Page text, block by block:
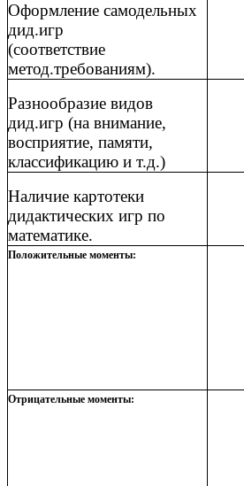
Оформление самодельных
дид.игр
(соответствие
метод.требованиям).
Разнообразие видов
дид.игр (на внимание,
восприятие, памяти,
классификацию и т.д.)
Наличие картотеки
дидактических игр по
математике.
Положительные моменты:
Отрицательные моменты: